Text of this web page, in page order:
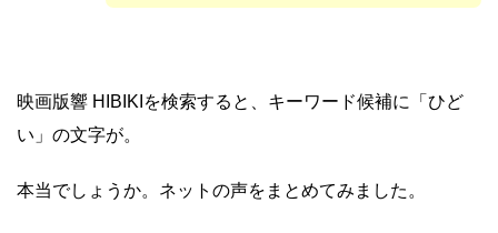
映画版響 HIBIKIを検索すると、キーワード候補に「ひど
い」の文字が。
本当でしょうか。ネットの声をまとめてみました。